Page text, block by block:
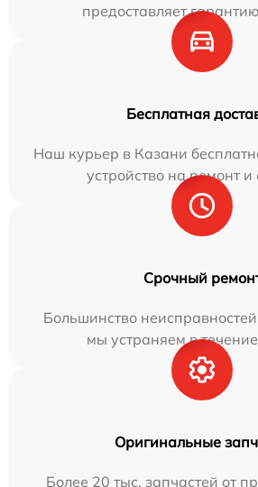
предоставляет
Бесплатная
Наш курьер в Казани
устройство на ремонт и
Срочный
Большинство
мы устраняем в
Оригинальные
Более 20 тыс. запчастей от